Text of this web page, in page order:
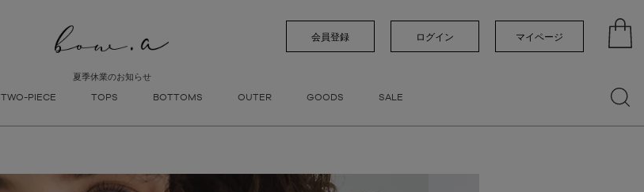
会員登録 ログイン マイページ
TWO-PIECE TOPS BOTTOMS OUTER GOODS SALE
検索
夏季休業のお知らせ